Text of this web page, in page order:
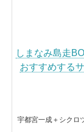
しまなみ島走
おすすめする
宇都宮一成＋シクロ